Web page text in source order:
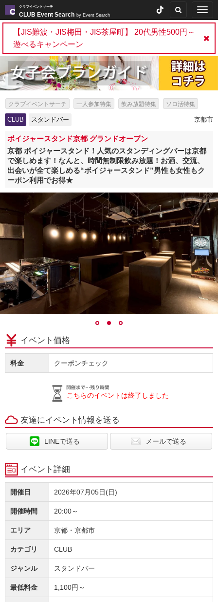
クラブイベントサーチ
CLUB Event Search by Event Search
【JIS難波・JIS梅田・JIS茶屋町】 20代男性500円～
遊べるキャンペーン
クラブイベントサーチ 一人参加特集 飲み放題特集 ソロ活特集
出会いイベント特集
海外アーティスト来日情報・芸能人出演イベント特集
CLUB スタンドバー 京都市
ボイジャースタンド京都 グランドオープン
京都 ボイジャースタンド！人気のスタンディングバーは京都
で楽しめます！なんと、時間無制限飲み放題！お酒、交流、
出会いが全て楽しめる“ボイジャースタンド”男性も女性もク
ーポン利用でお得★
イベント価格
料金 クーポンチェック
こちらのイベントは終了しました
友達にイベント情報を送る
LINEで送る メールで送る
イベント詳細
開催日 2026年07月05日(日)
開催時間 20:00～
エリア 京都・京都市
カテゴリ CLUB
ジャンル スタンドバー
最低料金 1,100円～